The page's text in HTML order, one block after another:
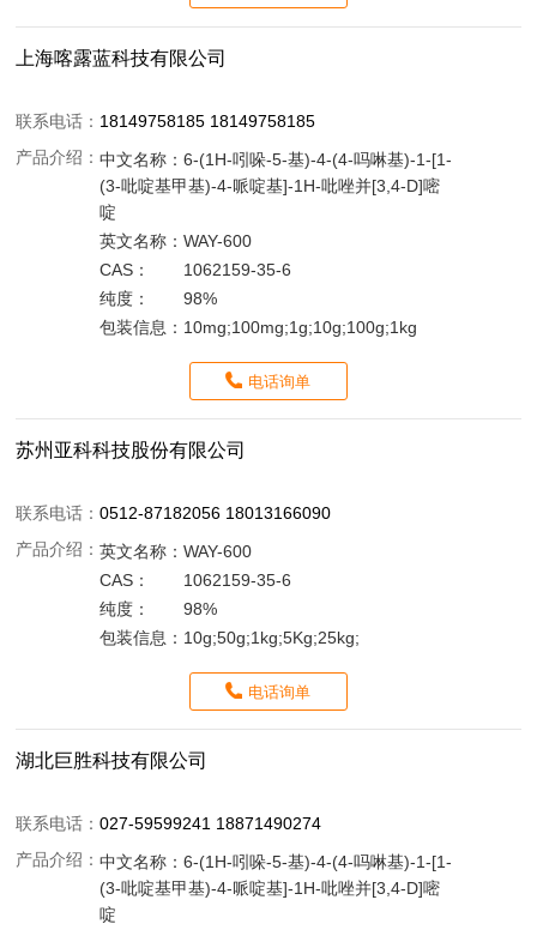
上海喀露蓝科技有限公司
联系电话： 18149758185 18149758185
产品介绍：中文名称：6-(1H-吲哚-5-基)-4-(4-吗啉基)-1-[1-
(3-吡啶基甲基)-4-哌啶基]-1H-吡唑并[3,4-D]嘧
啶
英文名称：WAY-600
CAS：
1062159-35-6
纯度：
98%
包装信息： 10mg;100mg;1g;10g;100g;1kg
电话询单
苏州亚科科技股份有限公司
联系电话：0512-87182056 18013166090
产品介绍：英文名称：WAY-600
CAS：
1062159-35-6
纯度：
98%
包装信息： 10g;50g;1kg;5Kg;25kg;
电话询单
湖北巨胜科技有限公司
联系电话：027-59599241 18871490274
产品介绍：中文名称：6-(1H-吲哚-5-基)-4-(4-吗啉基)-1-[1-
(3-吡啶基甲基)-4-哌啶基]-1H-吡唑并[3,4-D]嘧
啶